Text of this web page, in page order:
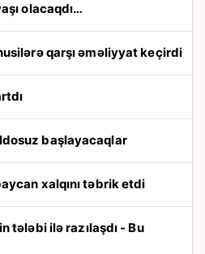
olacaqdı…
qarşı əməliyyat keçirdi
başlayacaqlar
xalqını təbrik etdi